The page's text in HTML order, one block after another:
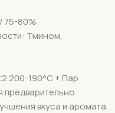
75-80%
Тмином,
200-190°С + Пар
предварительно
вкуса и аромата.